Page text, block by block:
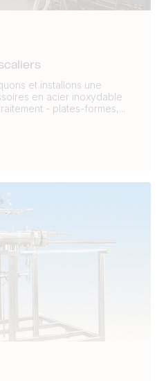
et installons une
en acier inoxydable
- plates-formes,...